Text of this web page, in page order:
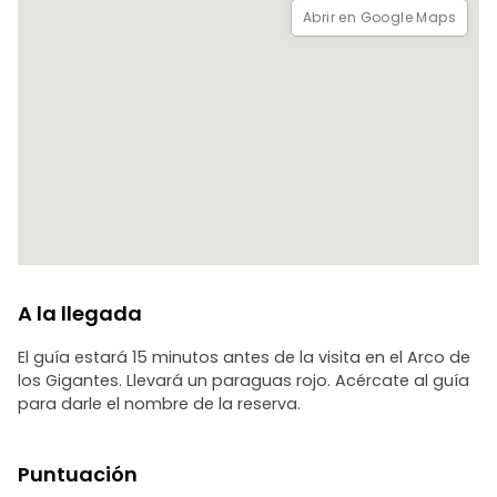
Abrir en Google Maps
A la llegada
El guía estará 15 minutos antes de la visita en el Arco de
los Gigantes. Llevará un paraguas rojo. Acércate al guía
para darle el nombre de la reserva.
Puntuación